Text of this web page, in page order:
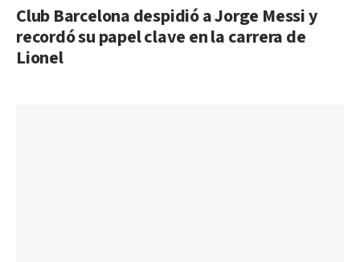
Club Barcelona despidió a Jorge Messi y
recordó su papel clave en la carrera de
Lionel